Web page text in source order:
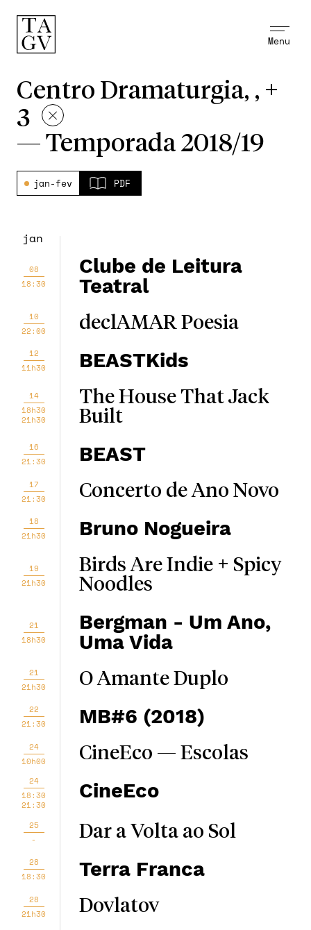
Menu
Centro Dramaturgia, , +
3
— Temporada 2018/19
jan-fev PDF
jan
08
18:30
Clube de Leitura
Teatral
10
22:00
declAMAR Poesia
12
11h30
BEASTKids
14
18h30
21h30
The House That Jack
Built
16
21:30
BEAST
17
21:30
Concerto de Ano Novo
18
21h30
Bruno Nogueira
19
21h30
Birds Are Indie + Spicy
Noodles
21
18h30
Bergman - Um Ano,
Uma Vida
21
21h30
O Amante Duplo
22
21:30
MB#6 (2018)
24
10h00
CineEco — Escolas
24
18:30
21:30
CineEco
25
-
Dar a Volta ao Sol
28
18:30
Terra Franca
28
21h30
Dovlatov